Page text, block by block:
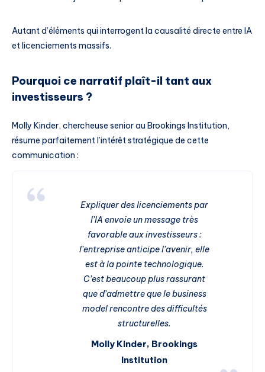
Autant d’éléments qui interrogent la causalité directe entre IA
et licenciements massifs.
Pourquoi ce narratif plaît-il tant aux
investisseurs ?
Molly Kinder, chercheuse senior au Brookings Institution,
résume parfaitement l’intérêt stratégique de cette
communication :
Expliquer des licenciements par
l’IA envoie un message très
favorable aux investisseurs :
l’entreprise anticipe l’avenir, elle
est à la pointe technologique.
C’est beaucoup plus rassurant
que d’admettre que le business
model rencontre des difficultés
structurelles.
Molly Kinder, Brookings
Institution